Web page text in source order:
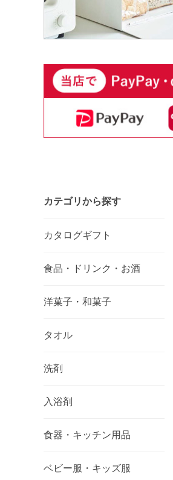
カテゴリから探す
カタログギフト
食品・ドリンク・お酒
洋菓子・和菓子
タオル
洗剤
入浴剤
食器・キッチン用品
ベビー服・キッズ服